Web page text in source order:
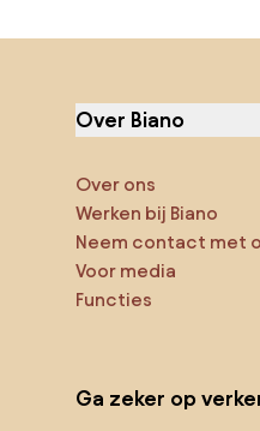
Over Biano
Over ons
Werken bij Biano
Neem contact met
Voor media
Functies
Ga zeker op